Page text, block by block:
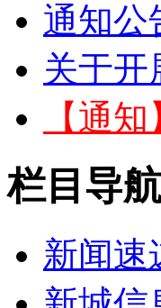
通知公
关于开
【通
栏目导航
新闻速